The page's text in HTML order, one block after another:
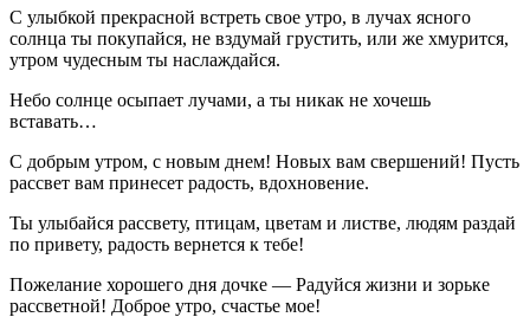
С улыбкой прекрасной встреть свое утро, в лучах ясного
солнца ты покупайся, не вздумай грустить, или же хмурится,
утром чудесным ты наслаждайся.
Небо солнце осыпает лучами, а ты никак не хочешь
вставать…
С добрым утром, с новым днем! Новых вам свершений! Пусть
рассвет вам принесет радость, вдохновение.
Ты улыбайся рассвету, птицам, цветам и листве, людям раздай
по привету, радость вернется к тебе!
Пожелание хорошего дня дочке — Радуйся жизни и зорьке
рассветной! Доброе утро, счастье мое!